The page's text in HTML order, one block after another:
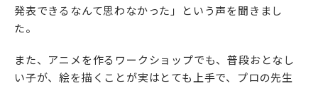
発表できるなんて思わなかった」という声を聞きまし
た。
また、アニメを作るワークショップでも、普段おとなし
い子が、絵を描くことが実はとても上手で、プロの先生